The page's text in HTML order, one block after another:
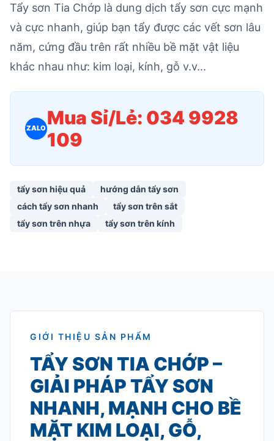
Tẩy sơn Tia Chớp là dung dịch tẩy sơn cực mạnh
và cực nhanh, giúp bạn tẩy được các vết sơn lâu
năm, cứng đầu trên rất nhiều bề mặt vật liệu
khác nhau như: kim loại, kính, gỗ v.v...
ZALO Mua Sỉ/Lẻ: 034 9928
109
tẩy sơn hiệu quả
hướng dẫn tẩy sơn
cách tẩy sơn nhanh
tẩy sơn trên sắt
tẩy sơn trên nhựa
tẩy sơn trên kính
GIỚI THIỆU SẢN PHẨM
TẨY SƠN TIA CHỚP –
GIẢI PHÁP TẨY SƠN
NHANH, MẠNH CHO BỀ
MẶT KIM LOẠI, GỖ,